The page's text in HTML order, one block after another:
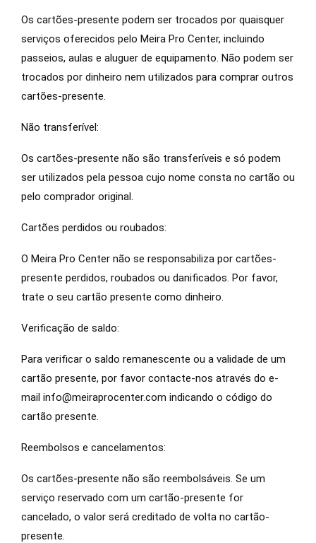
Os cartões-presente podem ser trocados por quaisquer
serviços oferecidos pelo Meira Pro Center, incluindo
passeios, aulas e aluguer de equipamento. Não podem ser
trocados por dinheiro nem utilizados para comprar outros
cartões-presente.
Não transferível:
Os cartões-presente não são transferíveis e só podem
ser utilizados pela pessoa cujo nome consta no cartão ou
pelo comprador original.
Cartões perdidos ou roubados:
O Meira Pro Center não se responsabiliza por cartões-
presente perdidos, roubados ou danificados. Por favor,
trate o seu cartão presente como dinheiro.
Verificação de saldo:
Para verificar o saldo remanescente ou a validade de um
cartão presente, por favor contacte-nos através do e-
mail info@meiraprocenter.com indicando o código do
cartão presente.
Reembolsos e cancelamentos:
Os cartões-presente não são reembolsáveis. Se um
serviço reservado com um cartão-presente for
cancelado, o valor será creditado de volta no cartão-
presente.